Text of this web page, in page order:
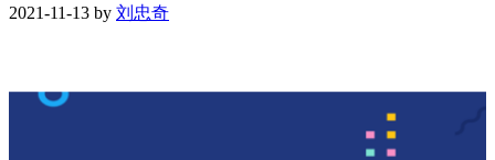
2021-11-13 by 刘忠奇